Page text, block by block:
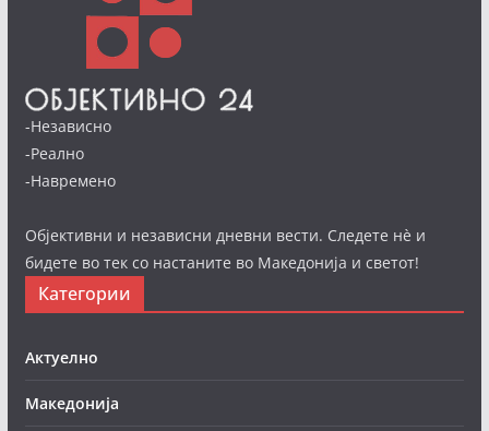
-Независно
-Реално
-Навремено
Објективни и независни дневни вести. Следете нè и
бидете во тек со настаните во Македонија и светот!
Категории
Актуелно
Македонија